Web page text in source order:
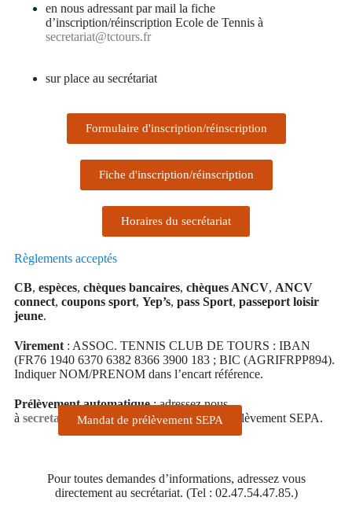
en nous adressant par mail la fiche
d’inscription/réinscription Ecole de Tennis à
secretariat@tctours.fr
sur place au secrétariat
Formulaire d'inscription/réinscription
Fiche d'inscription/réinscription
Horaires du secrétariat
Règlements acceptés
CB, espèces, chèques bancaires, chèques ANCV, ANCV
connect, coupons sport, Yep’s, pass Sport, passeport loisir
jeune.
Virement: ASSOC. TENNIS CLUB DE TOURS : IBAN
(FR76 1940 6370 6382 8366 3900 183 ; BIC (AGRIFRPP894).
Indiquer NOM/PRENOM dans l’encart référence.
Prélèvement automatique: adressez nous
à secretariat@tctours.fr votre mandat de prélèvement SEPA.
Mandat de prélèvement SEPA
Pour toutes demandes d’informations, adressez vous
directement au secrétariat. (Tel : 02.47.54.47.85.)